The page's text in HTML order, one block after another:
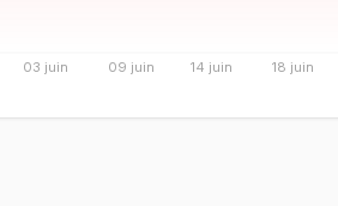
03 juin 09 juin 14 juin 18 juin